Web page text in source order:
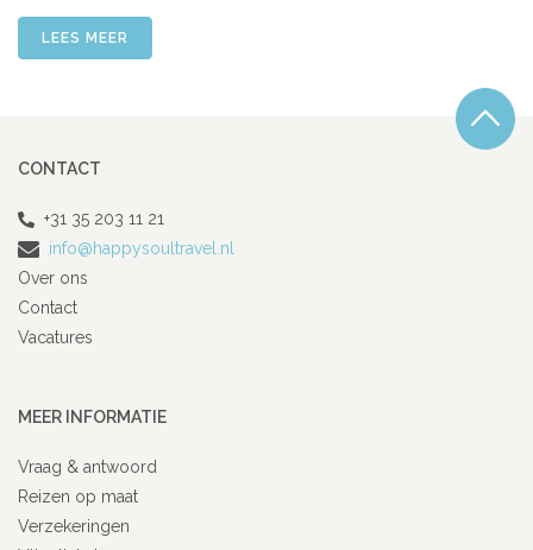
LEES MEER
CONTACT
+31 35 203 11 21
info@happysoultravel.nl
Over ons
Contact
Vacatures
MEER INFORMATIE
Vraag & antwoord
Reizen op maat
Verzekeringen